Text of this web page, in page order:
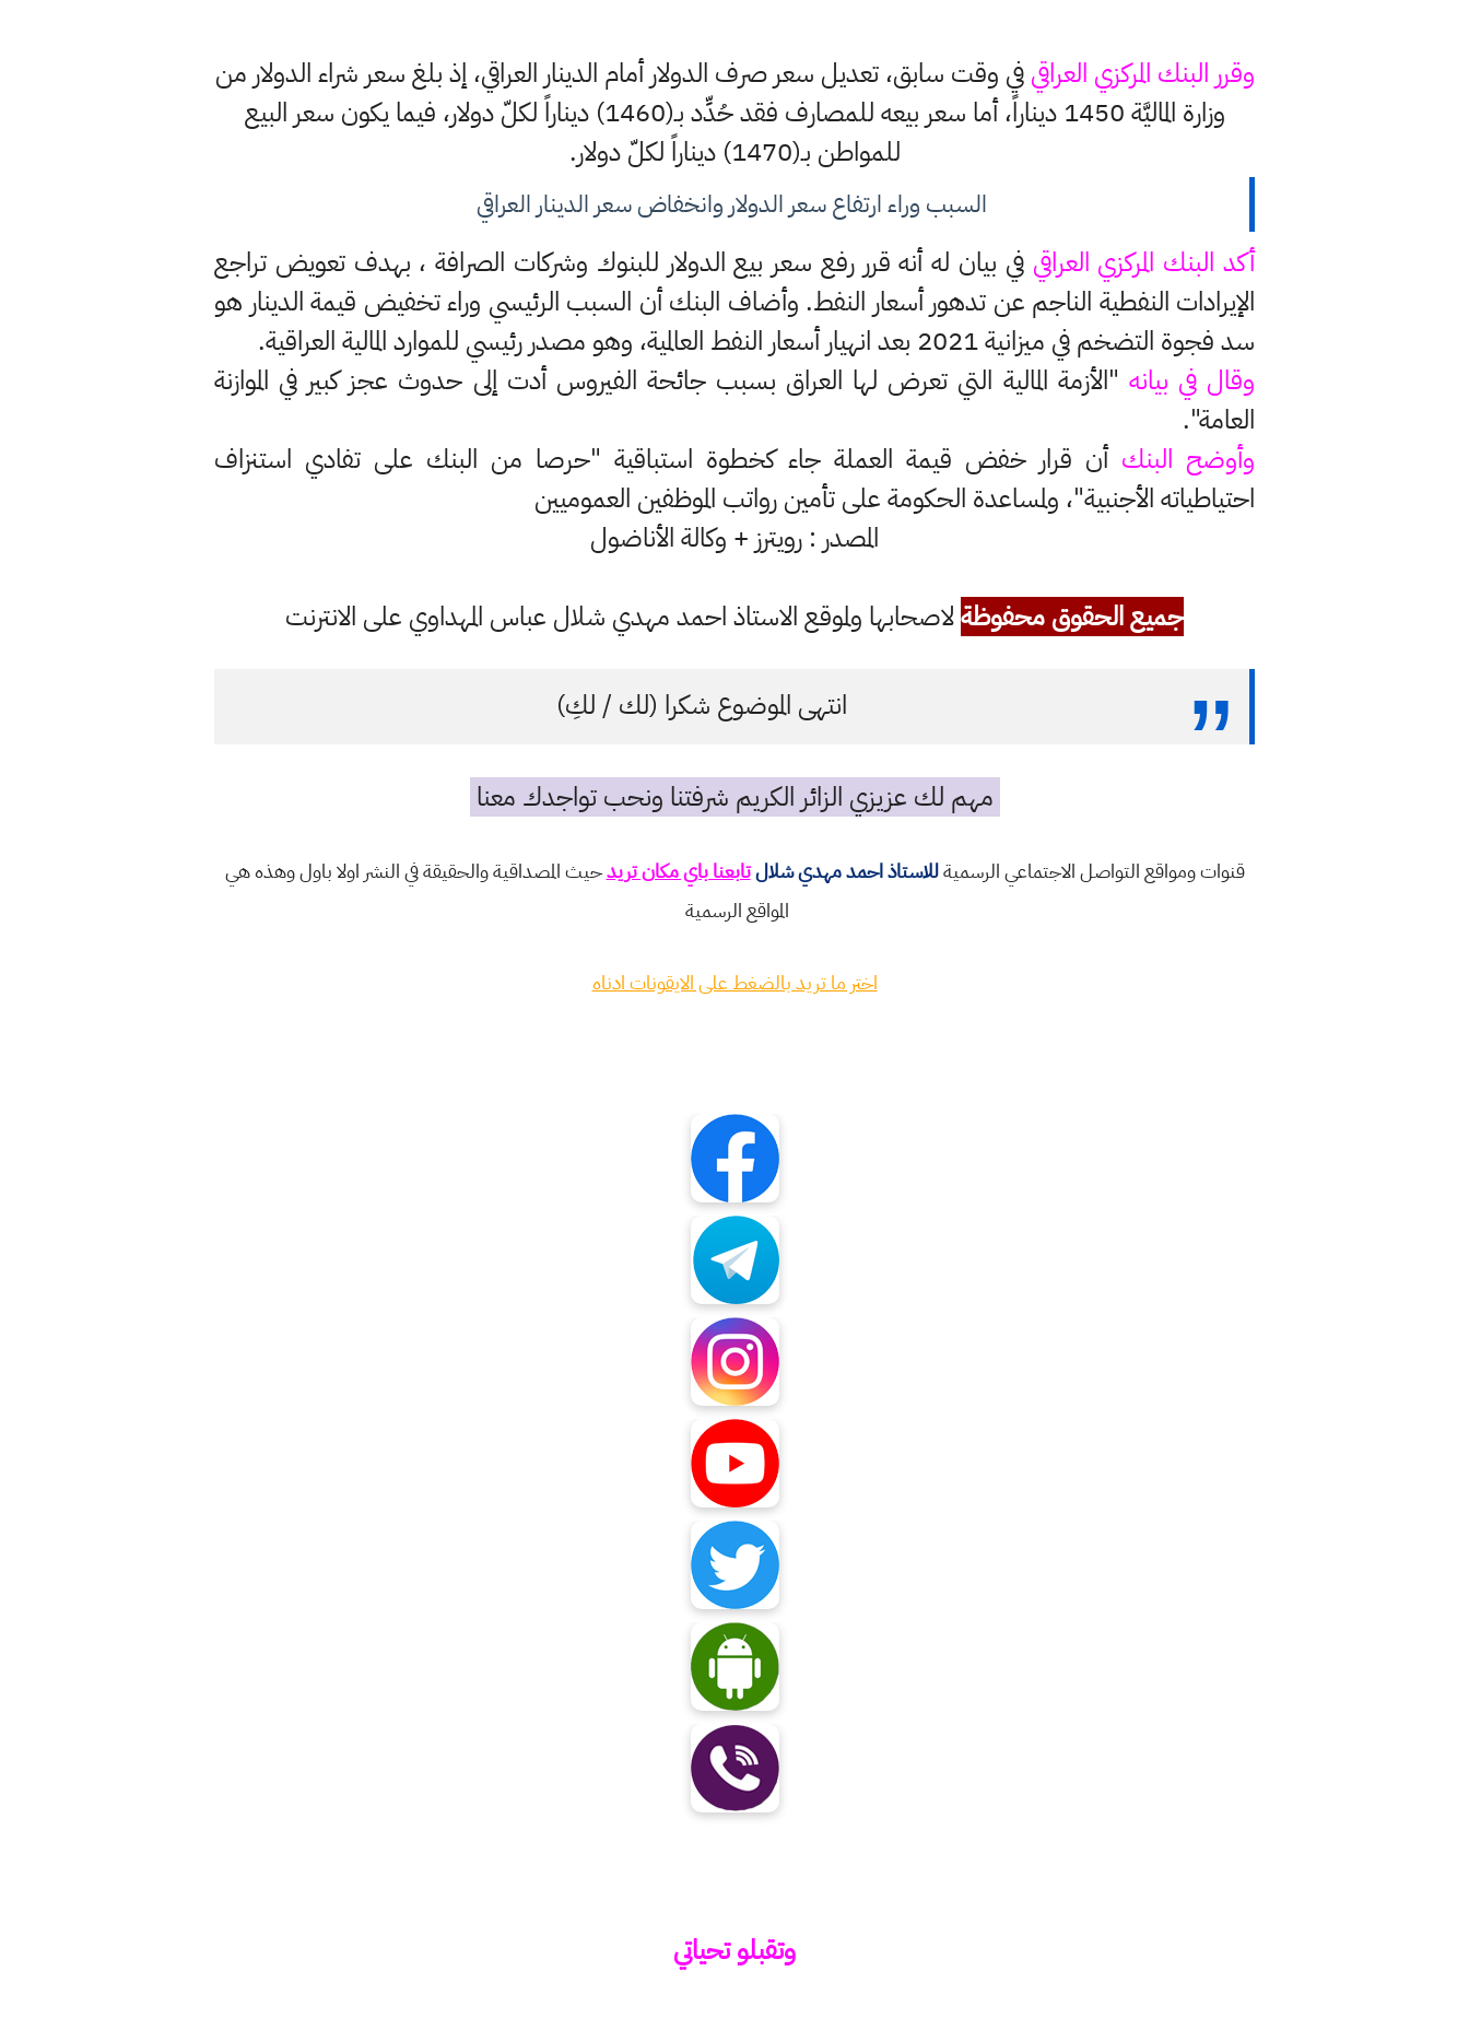
وقرر البنك المركزي العراقيفي وقت سابق، تعديل سعر صرف الدولار أمام الدينار العراقي، إذ بلغ سعر شراء الدولار من
وزارة الماليَّة 1450 ديناراً، أما سعر بيعه للمصارف فقد حُدِّد بـ(1460) ديناراً لكلّ دولار، فيما يكون سعر البيع
للمواطن بـ(1470) ديناراً لكلّ دولار.
السبب وراء ارتفاع سعر الدولار وانخفاض سعر الدينار العراقي
أكد البنك المركزي العراقي في بيان له أنه قرر رفع سعر بيع الدولار للبنوك وشركات الصرافة ، بهدف تعويض تراجع
الإيرادات النفطية الناجم عن تدهور أسعار النفط. وأضاف البنك أن السبب الرئيسي وراء تخفيض قيمة الدينار هو
سد فجوة التضخم في ميزانية 2021 بعد انهيار أسعار النفط العالمية، وهو مصدر رئيسي للموارد المالية العراقية.
وقال في بيانه "الأزمة المالية التي تعرض لها العراق بسبب جائحة الفيروس أدت إلى حدوث عجز كبير في الموازنة
العامة".
وأوضح البنك أن قرار خفض قيمة العملة جاء كخطوة استباقية "حرصا من البنك على تفادي استنزاف
احتياطياته الأجنبية"، ولمساعدة الحكومة على تأمين رواتب الموظفين العموميين
المصدر : رويترز + وكالة الأناضول
جميع الحقوق محفوظةلاصحابها ولموقع الاستاذ احمد مهدي شلال عباس المهداوي على الانترنت
انتهى الموضوع شكرا (لك / لكِ)
مهم لك عزيزي الزائر الكريم شرفتنا ونحب تواجدك معنا
قنوات ومواقع التواصل الاجتماعي الرسميةللاستاذ احمد مهدي شلالتابعنا باي مكان تريدحيث المصداقية والحقيقة في النشر اولا باول وهذه هي
المواقع الرسمية
اختر ما تريد بالضغط على الايقونات ادناه
وتقبلو تحياتي